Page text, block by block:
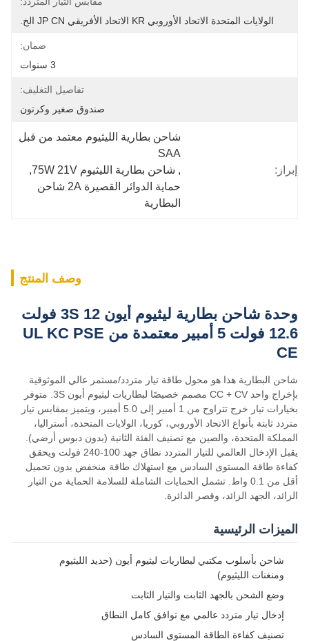
الولايات المتحدة الاتحاد الأوروبي KR الاتحاد الأفريقي JP CN الخ.
ضمان:
3 سنوات
تفاصيل التغليف:
صندوق صغير وكرتون
إبراز:
SAA
, شاحن بطارية الليثيوم 75W 21V
,
البطارية
وصف المنتج
وحدة شاحن بطارية ليثيوم أيون 3S 12 فولت
12.6 فولت 5 أمبير معتمدة من UL KC PSE
CE
شاحن البطارية هذا هو محول طاقة تيار متردد/مستمر عالي الموثوقية
بإخراج واحد CC + CV مصمم خصيصًا لبطاريات ليثيوم أيون 3S. متوفر
بخيارات تيار خرج تتراوح من 1 أمبير إلى 5.0 أمبير، ويتميز بمقابس تيار
متردد ثابتة بأنواع الاتحاد الأوروبي، كوريا، الولايات المتحدة، أستراليا،
المملكة المتحدة، والصين مع تصنيف الفئة الثانية (بدون دبوس أرضي).
يقبل الإدخال العالمي للتيار المتردد نطاق جهد 100-240 فولت ويحقق
كفاءة طاقة المستوى السادس مع استهلاك طاقة منخفض بدون تحميل
أقل من 0.1 واط. تشمل الحمايات الشاملة للسلامة الحماية من التيار
الزائد، الجهد الزائد، وقصر الدائرة.
الميزات الرئيسية
شاحن بأسلوب مكتبي لبطاريات ليثيوم أيون (حديد الليثيوم
ومنغنات الليثيوم)
وضع الشحن بالجهد الثابت والتيار الثابت
إدخال تيار متردد عالمي مع توافق كامل النطاق
تصنيف كفاءة الطاقة المستوى السادس